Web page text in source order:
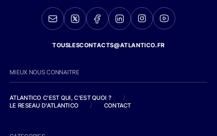
TOUSLESCONTACTS@ATLANTICO.FR
MIEUX NOUS CONNAITRE
ATLANTICO C'EST QUI, C'EST QUOI ?
/
LE RESEAU D'ATLANTICO
/ CONTACT